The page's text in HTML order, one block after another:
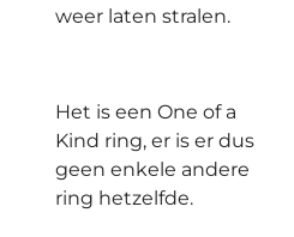
weer laten stralen.
Het is een One of a
Kind ring, er is er dus
geen enkele andere
ring hetzelfde.